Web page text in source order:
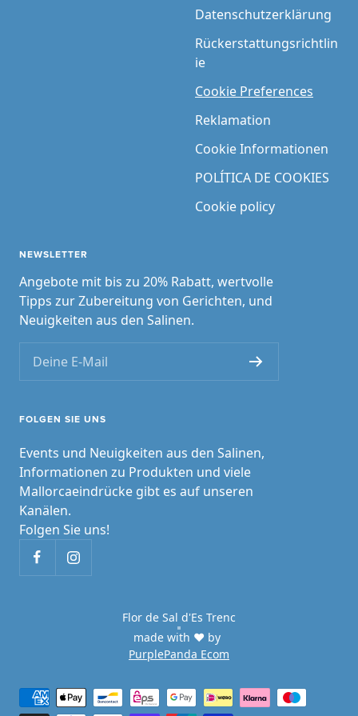
Datenschutzerklärung
Rückerstattungsrichtlin
ie
Cookie Preferences
Reklamation
Cookie Informationen
POLÍTICA DE COOKIES
Cookie policy
NEWSLETTER
Angebote mit bis zu 20% Rabatt, wertvolle
Tipps zur Zubereitung von Gerichten, und
Neuigkeiten aus den Salinen.
Deine E-Mail
FOLGEN SIE UNS
Events und Neuigkeiten aus den Salinen,
Informationen zu Produkten und viele
Mallorcaeindrücke gibt es auf unseren
Kanälen.
Folgen Sie uns!
Flor de Sal d'Es Trenc
made with ♥ by
PurplePanda Ecom